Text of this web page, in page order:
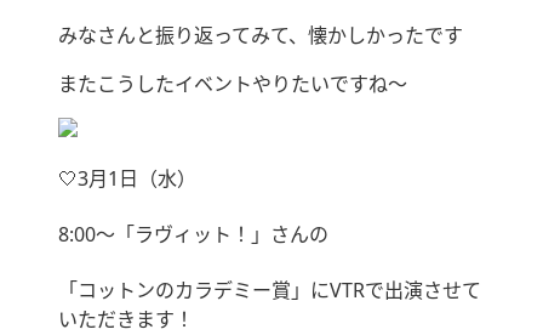
みなさんと振り返ってみて、懐かしかったです
またこうしたイベントやりたいですね〜
🤍3月1日（水）
8:00〜「ラヴィット！」さんの
「コットンのカラデミー賞」にVTRで出演させて
いただきます！